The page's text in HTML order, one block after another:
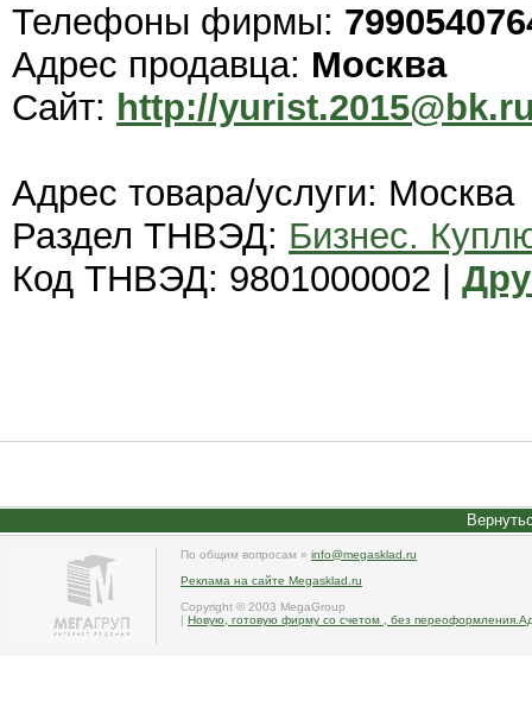
Телефоны фирмы:
Адрес продавца: Москва
Сайт: http://
Адрес товара/услуги: Москва
Раздел ТНВЭД: Бизнес.
Код ТНВЭД: 9801000002 |
По общим вопросам » info@megasklad.ru
Реклама на сайте Megasklad.ru
Copyright © 2003 MegaGroup
| Новую, готовую фирму со счетом , без